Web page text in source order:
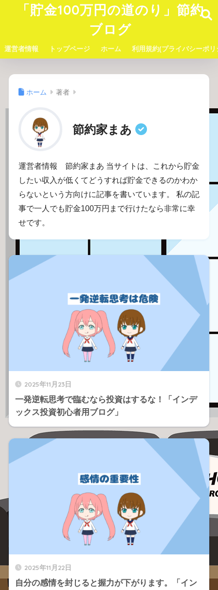
「貯金100万円の道のり」節約
ブログ
運営者情報 トップページ ホーム 利用規約(プライバシーポリ
ホーム 著者
節約家まあ
運営者情報 節約家まあ 当サイトは、これから貯金
したい収入が低くてどうすれば貯金できるのかわか
らないという方向けに記事を書いています。 私の記
事で一人でも貯金100万円まで行けたなら非常に幸
せです。
2025年11月23日
一発逆転思考で臨むなら投資はするな！「インデ
ックス投資初心者用ブログ」
2025年11月22日
自分の感情を封じると握力が下がります。「イン